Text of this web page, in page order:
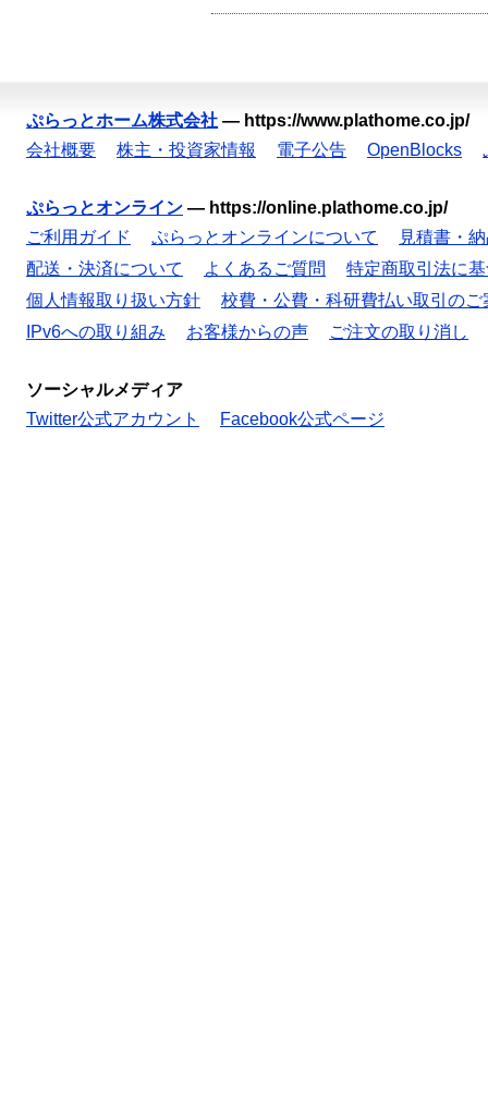
ぷらっとホーム株式会社 — https://www.plathome.co.jp/
会社概要
株主・投資家情報 電子公告 OpenBlocks
ぷらっとオンライン — https://online.plathome.co.jp/
ご利用ガイド
ぷらっとオンラインについて
見積書・
配送・決済について
よくあるご質問
特定商取引法に
個人情報取り扱い方針
校費・公費・科研費払い取引のご
IPv6への取り組み
お客様からの声 ご注文の取り消し
ソーシャルメディア
Twitter公式アカウント
Facebook公式ページ